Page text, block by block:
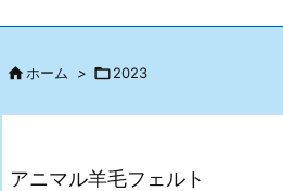
ホーム > 2023
アニマル羊毛フェルト